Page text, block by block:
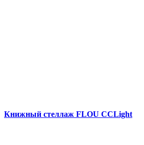
Книжный стеллаж FLOU CCLight